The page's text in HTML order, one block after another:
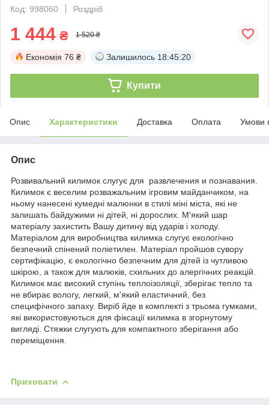
Код: 998060
Роздріб
1 444 ₴ 1 520 ₴
Економія 76 ₴ Залишилось 18:45:19
Купити
Опис Характеристики Доставка Оплата Умови
Опис
Розвивальний килимок слугує для развлечения и познавания.
Килимок є веселим розважальним ігровим майданчиком, на
ньому нанесені кумедні малюнки в стилі міні міста, які не
залишать байдужими ні дітей, ні дорослих. М'який шар
матеріалу захистить Вашу дитину від ударів і холоду.
Матеріалом для виробництва килимка слугує екологічно
безпечний спінений поліетилен. Матеріал пройшов сувору
сертифікацію, є екологічно безпечним для дітей із чутливою
шкірою, а також для малюків, схильних до алергічних реакцій.
Килимок має високий ступінь теплоізоляції, зберігає тепло та
не вбирає вологу, легкий, м'який еластичний, без
специфічного запаху. Виріб йде в комплекті з трьома гумками,
які використовуються для фіксації килимка в згорнутому
вигляді. Стяжки слугують для компактного зберігання або
переміщення.
Приховати